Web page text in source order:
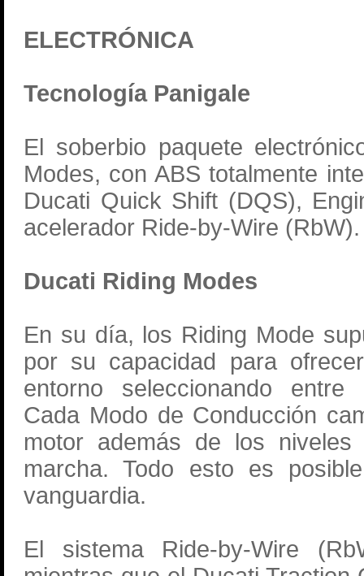
ELECTRÓNICA
Tecnología Panigale
El soberbio paquete
Modes, con ABS totalmente
Ducati Quick Shift (DQS),
acelerador Ride-by-Wire
Ducati Riding Modes
En su día, los Riding Mode
por su capacidad para
entorno seleccionando entre
Cada Modo de Conducción
motor además de los
marcha. Todo esto es
vanguardia.
El sistema Ride-by-Wire